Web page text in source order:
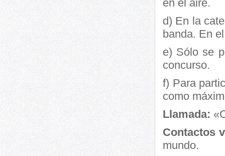
en el aire.
d) En la
banda. En
e) Sólo se
concurso.
f) Para
como
Llamada:
Contactos
mundo.